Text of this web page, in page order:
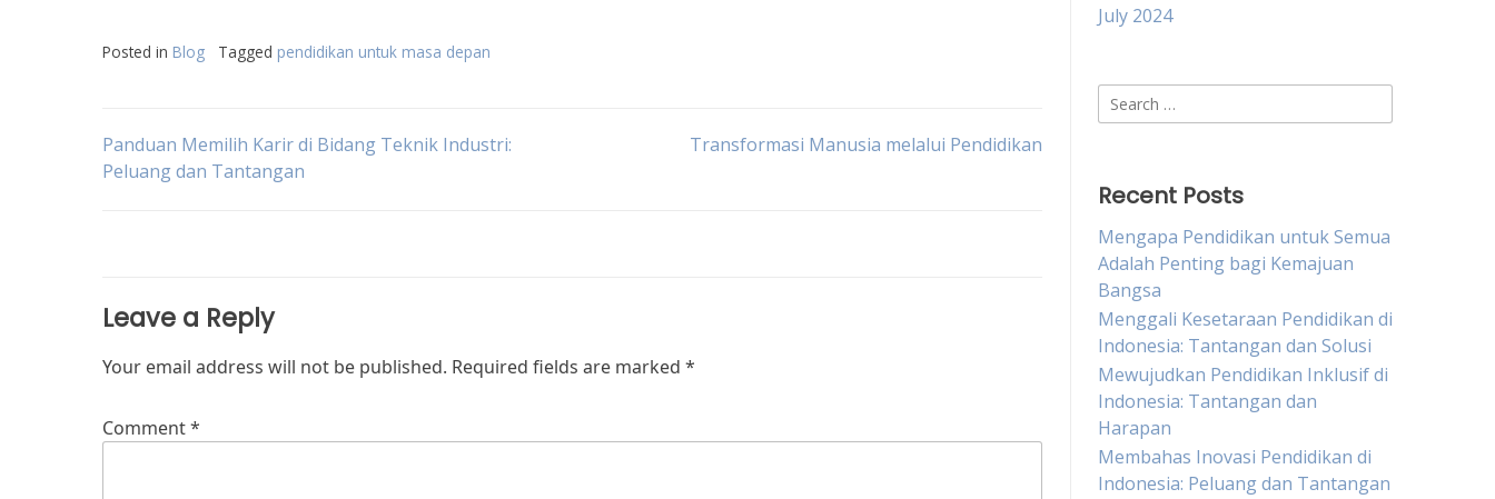
Posted in Blog Tagged pendidikan untuk masa depan
Post
Panduan Memilih Karir di Bidang Teknik Industri:
Peluang dan Tantangan
Transformasi Manusia melalui Pendidikan
Leave a Reply
Your email address will not be published. Required fields are marked *
Comment*
July 2024
Search
for:
Recent Posts
Mengapa Pendidikan untuk Semua
Adalah Penting bagi Kemajuan
Bangsa
Menggali Kesetaraan Pendidikan di
Indonesia: Tantangan dan Solusi
Mewujudkan Pendidikan Inklusif di
Indonesia: Tantangan dan
Harapan
Membahas Inovasi Pendidikan di
Indonesia: Peluang dan Tantangan